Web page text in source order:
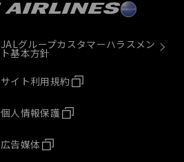
JALグループカスタマーハラスメン
ト基本方針
サイト利用規約
個人情報保護
広告媒体